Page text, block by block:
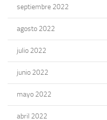
septiembre 2022
agosto 2022
julio 2022
junio 2022
mayo 2022
abril 2022